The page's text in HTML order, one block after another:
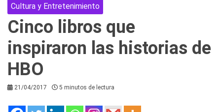
Cultura y Entretenimiento
Cinco libros que
inspiraron las historias de
HBO
21/04/2017 5 minutos de lectura